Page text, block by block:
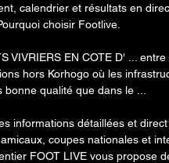
calendrier et résultats en
choisir Footlive.
VIVRIERS EN COTE D' ...
hors Korhogo où les
bonne qualité que dans le ...
informations détaillées et
coupes nationales et
FOOT LIVE vous propose